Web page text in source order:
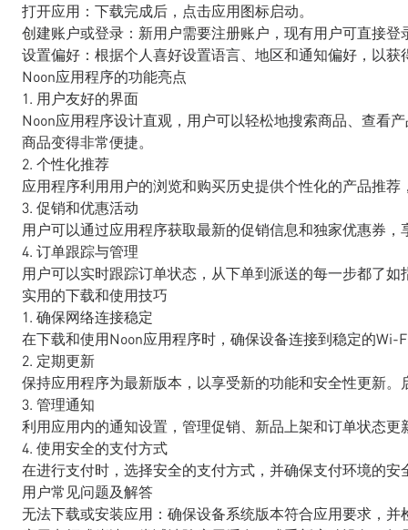
打开应用：下载完成后，点击应用图标启动。
创建账户或登录：新用户需要注册账户，现有用户可直接登
设置偏好：根据个人喜好设置语言、地区和通知偏好，以获
Noon应用程序的功能亮点
1. 用户友好的界面
Noon应用程序设计直观，用户可以轻松地搜索商品、查看
商品变得非常便捷。
2. 个性化推荐
应用程序利用用户的浏览和购买历史提供个性化的产品推
3. 促销和优惠活动
用户可以通过应用程序获取最新的促销信息和独家优惠券，
4. 订单跟踪与管理
用户可以实时跟踪订单状态，从下单到派送的每一步都了
实用的下载和使用技巧
1. 确保网络连接稳定
在下载和使用Noon应用程序时，确保设备连接到稳定的
2. 定期更新
保持应用程序为最新版本，以享受新的功能和安全性更新
3. 管理通知
利用应用内的通知设置，管理促销、新品上架和订单状态
4. 使用安全的支付方式
在进行支付时，选择安全的支付方式，并确保支付环境的安
用户常见问题及解答
无法下载或安装应用：确保设备系统版本符合应用要求，